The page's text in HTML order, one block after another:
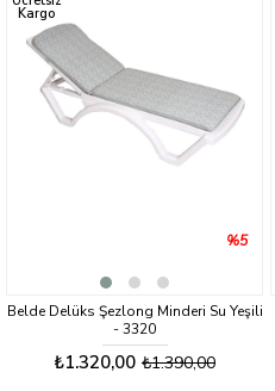
Belde Delüks Şezlong Minderi Su Yeşili
- 3320
₺1.320,00 ₺1.390,00
%5
Kargo